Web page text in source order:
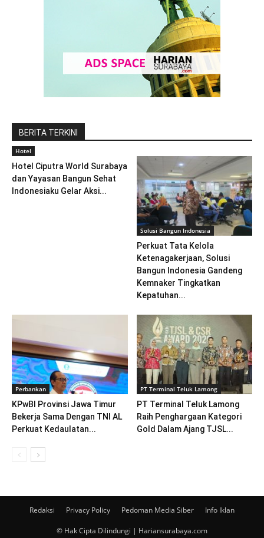
BERITA TERKINI
Hotel
Hotel Ciputra World Surabaya
dan Yayasan Bangun Sehat
Indonesiaku Gelar Aksi...
Solusi Bangun Indonesia
Perkuat Tata Kelola
Ketenagakerjaan, Solusi
Bangun Indonesia Gandeng
Kemnaker Tingkatkan
Kepatuhan...
Perbankan
KPwBI Provinsi Jawa Timur
Bekerja Sama Dengan TNI AL
Perkuat Kedaulatan...
PT Terminal Teluk Lamong
PT Terminal Teluk Lamong
Raih Penghargaan Kategori
Gold Dalam Ajang TJSL...
Redaksi Privacy Policy Pedoman Media Siber Info Iklan
© Hak Cipta Dilindungi | Hariansurabaya.com